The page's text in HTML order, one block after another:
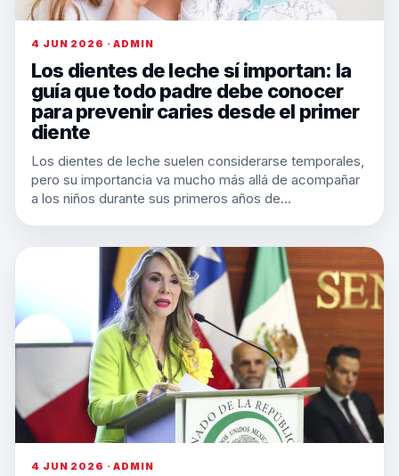
4 JUN 2026 · ADMIN
Los dientes de leche sí importan: la
guía que todo padre debe conocer
para prevenir caries desde el primer
diente
Los dientes de leche suelen considerarse temporales,
pero su importancia va mucho más allá de acompañar
a los niños durante sus primeros años de…
4 JUN 2026 · ADMIN